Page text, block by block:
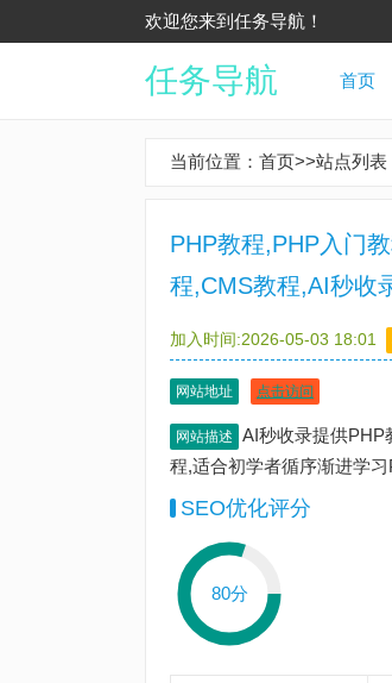
欢迎您来到任务导航！
任务导航 首页
当前位置： 首页>>站点列表
PHP教程,PHP入门
程,CMS教程,AI秒收
加入时间:2026-05-03 18:01
网站地址 点击访问
网站描述
AI秒收录提供PHP
程,适合初学者循序渐进学
SEO优化评分
80分